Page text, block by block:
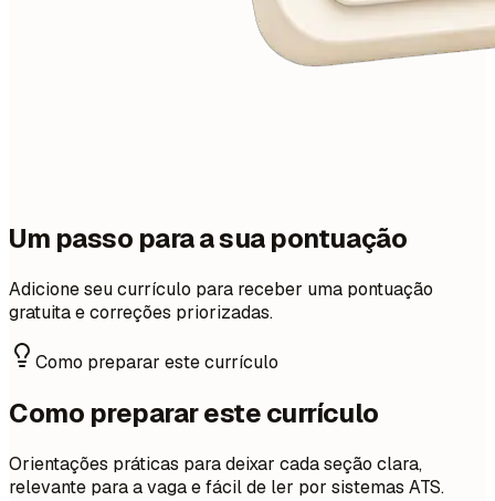
Um passo para a sua pontuação
Adicione seu currículo para receber uma pontuação
gratuita e correções priorizadas.
Como preparar este currículo
Como preparar este currículo
Orientações práticas para deixar cada seção clara,
relevante para a vaga e fácil de ler por sistemas ATS.